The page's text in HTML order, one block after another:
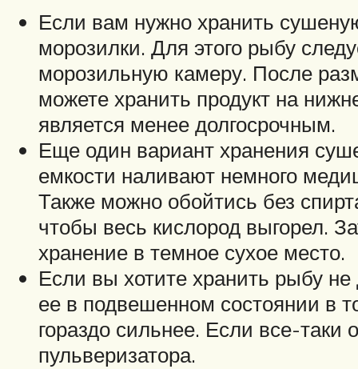
Если вам нужно хранить
морозилки. Для этого рыбу
морозильную камеру. После
можете хранить продукт на
является менее долгосрочным.
Еще один вариант хранения
емкости наливают немного
Также можно обойтись без
чтобы весь кислород выгорел.
хранение в темное сухое место.
Если вы хотите хранить рыбу
ее в подвешенном состоянии в
гораздо сильнее. Если все-таки
пульверизатора.